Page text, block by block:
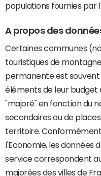
populations fournies par
A propos des
Certaines communes
touristiques de
permanente est
éléments de leur
"majoré" en fonction du
secondaires ou de
territoire.
l'Economie, les données
service correspondent
majorées des villes de